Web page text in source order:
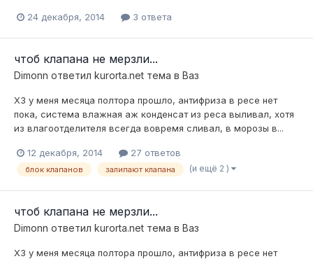
24 декабря, 2014 3 ответа
чтоб клапана не мерзли...
Dimonn ответил kurorta.net тема в Ваз
ХЗ у меня месяца полтора прошло, антифриза в ресе нет
пока, система влажная аж конденсат из реса выливал, хотя
из влагоотделителя всегда вовремя сливал, в морозы в...
12 декабря, 2014 27 ответов
блок клапанов залипают клапана (и ещё 2 )
чтоб клапана не мерзли...
Dimonn ответил kurorta.net тема в Ваз
ХЗ у меня месяца полтора прошло, антифриза в ресе нет